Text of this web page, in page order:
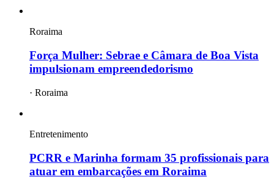
Roraima
Força Mulher: Sebrae e Câmara de Boa Vista
impulsionam empreendedorismo
· Roraima
Entretenimento
PCRR e Marinha formam 35 profissionais para
atuar em embarcações em Roraima